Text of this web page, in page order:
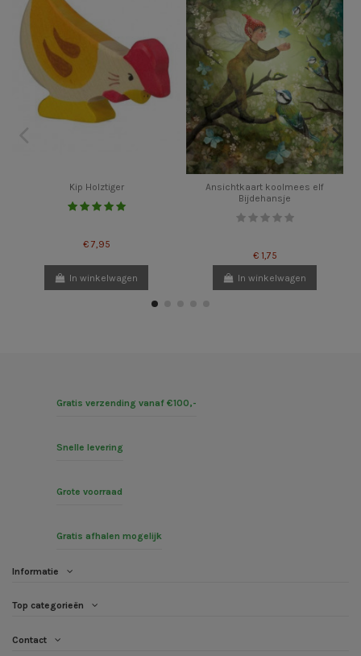
Kip Holztiger
€ 7,95
In winkelwagen
Ansichtkaart koolmees elf
Bijdehansje
€ 1,75
In winkelwagen
Gratis verzending vanaf €100,-
Snelle levering
Grote voorraad
Gratis afhalen mogelijk
Informatie
Top categorieën
Contact